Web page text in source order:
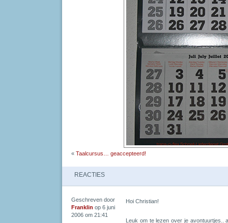
« Taalcursus… geaccepteerd!
REACTIES
Hoi Christian!
Leuk om te lezen over je avontuurtjes..
Geschreven door
Franklin op 6 juni
2006 om 21:41